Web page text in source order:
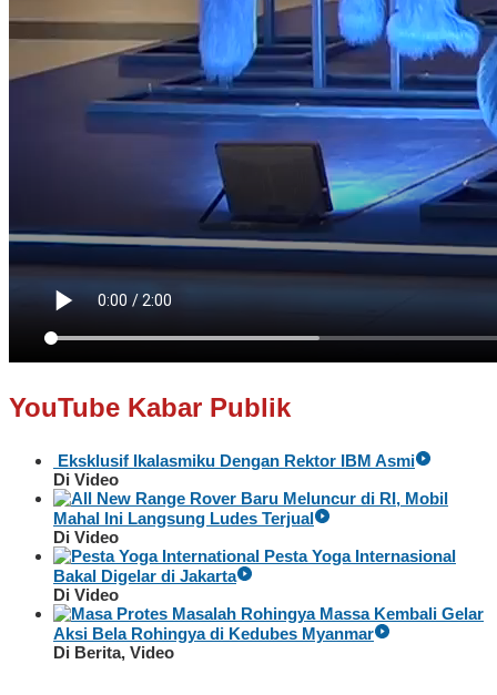
YouTube Kabar Publik
Eksklusif Ikalasmiku Dengan Rektor IBM Asmi
Di Video
Baru Meluncur di RI, Mobil
Mahal Ini Langsung Ludes Terjual
Di Video
Pesta Yoga Internasional
Bakal Digelar di Jakarta
Di Video
Massa Kembali Gelar
Aksi Bela Rohingya di Kedubes Myanmar
Di Berita, Video